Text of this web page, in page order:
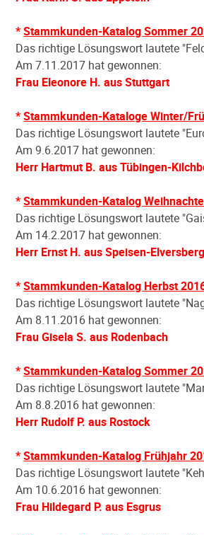
*Stammkunden-Katalog Sommer
Das richtige Lösungswort lautete
Am 7.11.2017 hat gewonnen:
Frau Eleonore H. aus Stuttgart
*Stammkunden-Kataloge Winter/
Das richtige Lösungswort lautete
Am 9.6.2017 hat gewonnen:
Herr Hartmut B. aus Tübingen-
*Stammkunden-Katalog
Das richtige Lösungswort lautete
Am 14.2.2017 hat gewonnen:
Herr Ernst H. aus Speisen-Elversberg
*Stammkunden-Katalog Herbst
Das richtige Lösungswort lautete
Am 8.11.2016 hat gewonnen:
Frau Gisela S. aus Rodenbach
*Stammkunden-Katalog Sommer
Das richtige Lösungswort lautete
Am 8.8.2016 hat gewonnen:
Herr Rudolf P. aus Rostock
*Stammkunden-Katalog Frühjahr
Das richtige Lösungswort lautete
Am 10.6.2016 hat gewonnen:
Frau Hildegard P. aus Esgrus